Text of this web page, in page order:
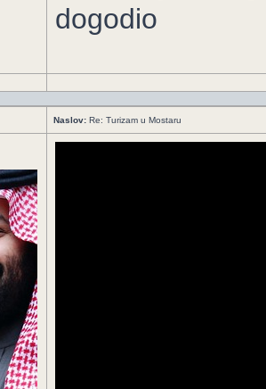
dogodio
Naslov: Re: Turizam u Mostaru